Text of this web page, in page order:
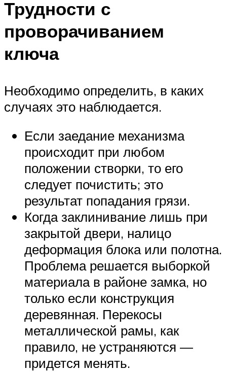
Трудности с
проворачиванием
ключа
Необходимо определить, в каких
случаях это наблюдается.
Если заедание механизма
происходит при любом
положении створки, то его
следует почистить; это
результат попадания грязи.
Когда заклинивание лишь при
закрытой двери, налицо
деформация блока или полотна.
Проблема решается выборкой
материала в районе замка, но
только если конструкция
деревянная. Перекосы
металлической рамы, как
правило, не устраняются —
придется менять.